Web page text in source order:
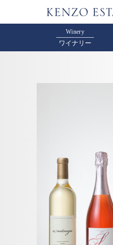
Winery
ワイナリー